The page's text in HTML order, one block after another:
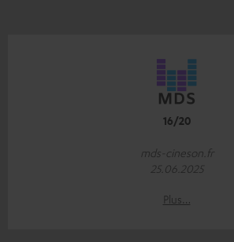
16/20
mds-cineson.fr
25.06.2025
Plus…